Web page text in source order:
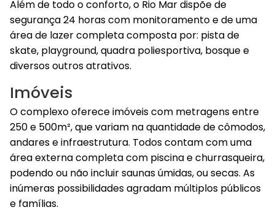
Além de todo o conforto, o Rio Mar dispõe de
segurança 24 horas com monitoramento e de uma
área de lazer completa composta por: pista de
skate, playground, quadra poliesportiva, bosque e
diversos outros atrativos.
Imóveis
O complexo oferece imóveis com metragens entre
250 e 500m², que variam na quantidade de cômodos,
andares e infraestrutura. Todos contam com uma
área externa completa com piscina e churrasqueira,
podendo ou não incluir saunas úmidas, ou secas. As
inúmeras possibilidades agradam múltiplos públicos
e famílias.